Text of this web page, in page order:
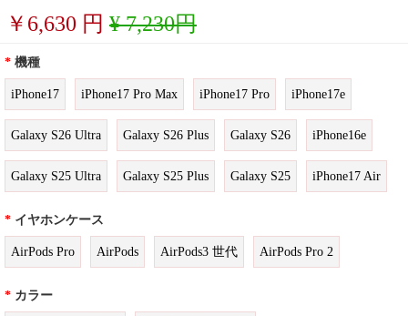
￥ 6,630 円 ¥ 7,230円
* 機種
iPhone17 iPhone17 Pro Max iPhone17 Pro iPhone17e
Galaxy S26 Ultra Galaxy S26 Plus Galaxy S26 iPhone16e
Galaxy S25 Ultra Galaxy S25 Plus Galaxy S25 iPhone17 Air
* イヤホンケース
AirPods Pro AirPods AirPods3 世代 AirPods Pro 2
* カラー